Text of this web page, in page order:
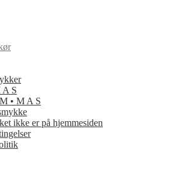
A S
• M A S
ikke er på hjemmesiden